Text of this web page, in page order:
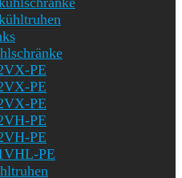
PE
PE
PE
PE
PE
PE